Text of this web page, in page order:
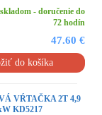
skladom - doručenie do
72 hodín
47.60 €
do košíka
VŔTAČKA 2T 4,9
KD5217